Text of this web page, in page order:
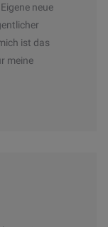
neue
ist das
meine